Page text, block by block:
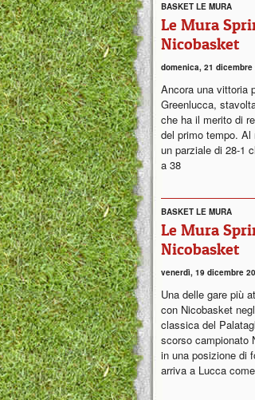
BASKET LE MURA
Le Mura
Nicobasket
domenica, 21 dicembre
Ancora una vittoria
Greenlucca,
che ha il merito di
del primo tempo.
un parziale di 28-1
a 38
BASKET LE MURA
Le Mura
Nicobasket
venerdì, 19 dicembre
Una delle gare più
con Nicobasket
classica del
scorso campionato
in una posizione di
arriva a Lucca